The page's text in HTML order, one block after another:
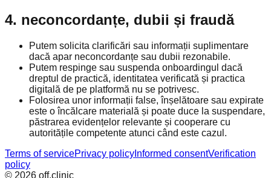
4. neconcordanțe, dubii și fraudă
Putem solicita clarificări sau informații suplimentare
dacă apar neconcordanțe sau dubii rezonabile.
Putem respinge sau suspenda onboardingul dacă
dreptul de practică, identitatea verificată și practica
digitală de pe platformă nu se potrivesc.
Folosirea unor informații false, înșelătoare sau expirate
este o încălcare materială și poate duce la suspendare,
păstrarea evidențelor relevante și cooperare cu
autoritățile competente atunci când este cazul.
Terms of servicePrivacy policy Informed consentVerification
policy
© 2026 off.clinic